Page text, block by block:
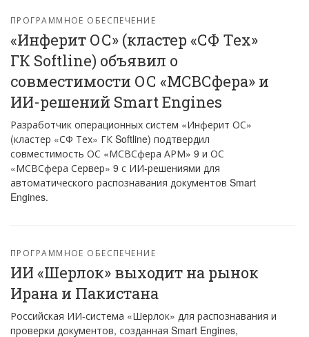
ПРОГРАММНОЕ ОБЕСПЕЧЕНИЕ
«Инферит ОС» (кластер «СФ Тех»
ГК Softline) объявил о
совместимости ОС «МСВСфера» и
ИИ-решений Smart Engines
Разработчик операционных систем «Инферит ОС»
(кластер «СФ Тех» ГК Softline) подтвердил
совместимость ОС «МСВСфера АРМ» 9 и ОС
«МСВСфера Сервер» 9 с ИИ-решениями для
автоматического распознавания документов Smart
Engines.
ПРОГРАММНОЕ ОБЕСПЕЧЕНИЕ
ИИ «Шерлок» выходит на рынок
Ирана и Пакистана
Российская ИИ-система «Шерлок» для распознавания и
проверки документов, созданная Smart Engines,